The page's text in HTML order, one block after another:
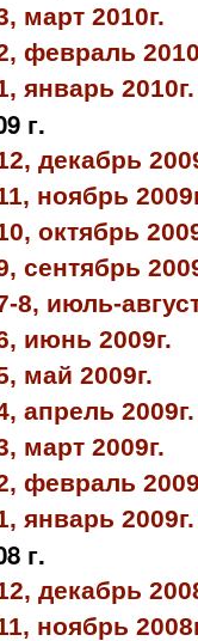
март 2010г.
февраль
январь 2010г.
г.
декабрь
ноябрь
октябрь
сентябрь
8, июль-
июнь 2009г.
май 2009г.
апрель 2009г.
март 2009г.
февраль
январь 2009г.
г.
декабрь
ноябрь